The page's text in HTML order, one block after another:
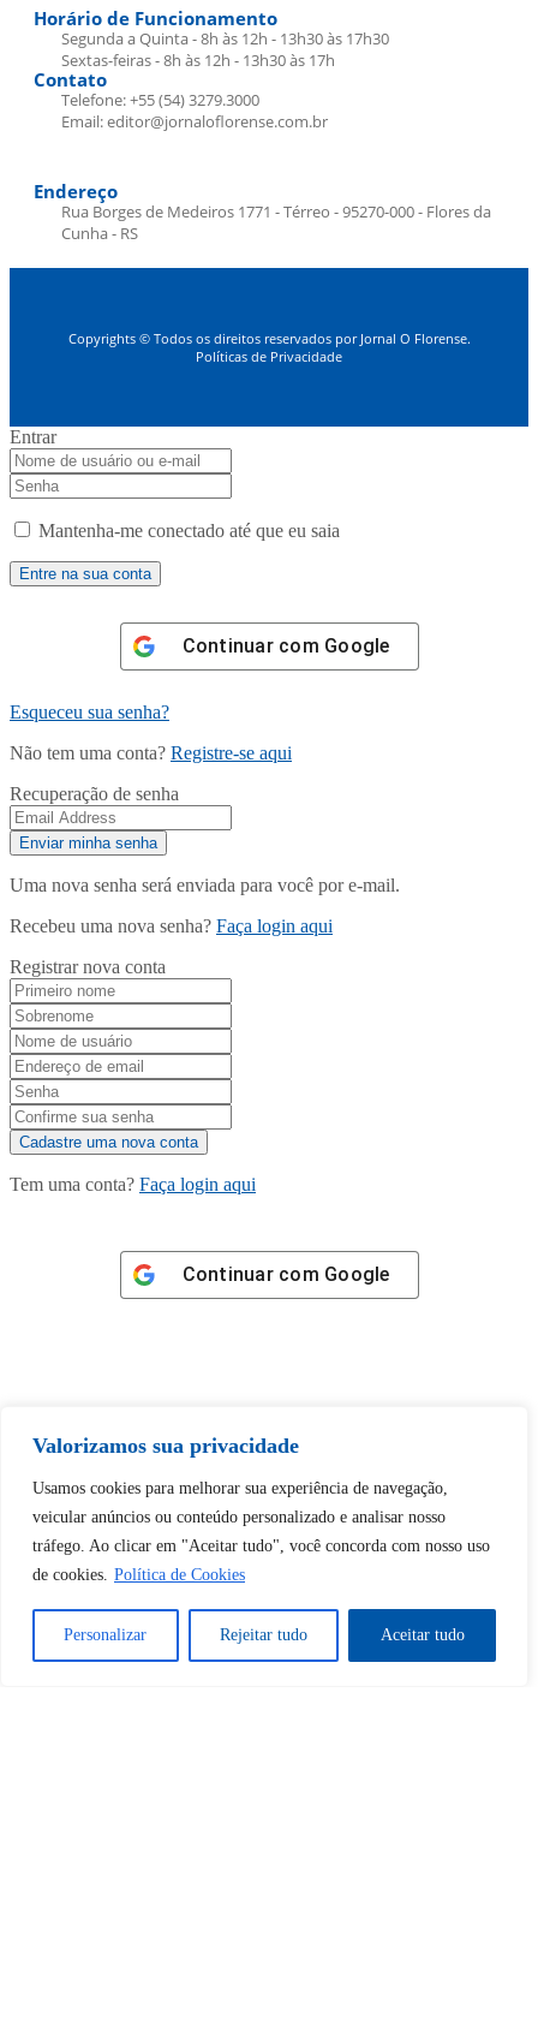
Valorizamos sua privacidade
Usamos cookies para melhorar sua experiência de navegação,
veicular anúncios ou conteúdo personalizado e analisar nosso
tráfego. Ao clicar em "Aceitar tudo", você concorda com nosso uso
de cookies. Política de Cookies
Personalizar Rejeitar tudo Aceitar tudo
Horário de Funcionamento
Segunda a Quinta - 8h às 12h - 13h30 às 17h30
Sextas-feiras - 8h às 12h - 13h30 às 17h
Contato
Telefone: +55 (54) 3279.3000
Email: editor@jornaloflorense.com.br
Endereço
Rua Borges de Medeiros 1771 - Térreo - 95270-000 - Flores da
Cunha - RS
Copyrights © Todos os direitos reservados por Jornal O Florense.
Políticas de Privacidade
Entrar
Mantenha-me conectado até que eu saia
Continuar com Google
Esqueceu sua senha?
Não tem uma conta? Registre-se aqui
Recuperação de senha
Uma nova senha será enviada para você por e-mail.
Recebeu uma nova senha? Faça login aqui
Registrar nova conta
Tem uma conta? Faça login aqui
Continuar com Google
Tem certeza de que deseja
desbloquear esta publicação?
Desbloquear esquerda : 0
Sim Não